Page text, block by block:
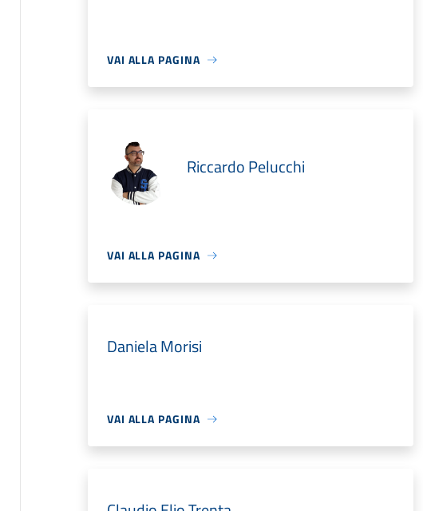
VAI ALLA PAGINA
Riccardo Pelucchi
VAI ALLA PAGINA
Daniela Morisi
VAI ALLA PAGINA